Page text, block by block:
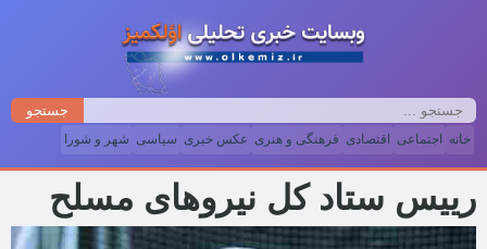
جستجو
خانه اجتماعی اقتصادی فرهنگی و هنری عکس خبری سیاسی شهر و شورا
رییس ستاد کل نیروهای مسلح